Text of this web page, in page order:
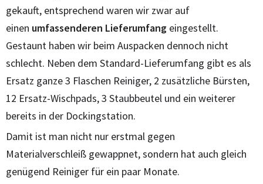
gekauft, entsprechend waren wir zwar auf
einen umfassenderen Lieferumfang eingestellt.
Gestaunt haben wir beim Auspacken dennoch nicht
schlecht. Neben dem Standard-Lieferumfang gibt es als
Ersatz ganze 3 Flaschen Reiniger, 2 zusätzliche Bürsten,
12 Ersatz-Wischpads, 3 Staubbeutel und ein weiterer
bereits in der Dockingstation.
Damit ist man nicht nur erstmal gegen
Materialverschleiß gewappnet, sondern hat auch gleich
genügend Reiniger für ein paar Monate.